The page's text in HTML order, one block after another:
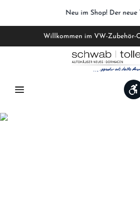
Zum Hauptinhalt springenNeu im Shop! Der neue
Willkommen im VW-Zubehör-